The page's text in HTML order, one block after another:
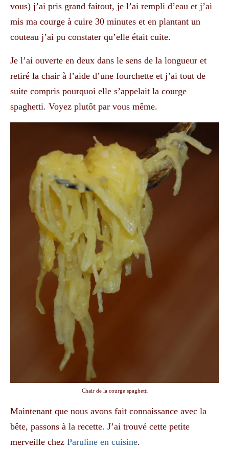
vous) j’ai pris grand faitout, je l’ai rempli d’eau et j’ai
mis ma courge à cuire 30 minutes et en plantant un
couteau j’ai pu constater qu’elle était cuite.
Je l’ai ouverte en deux dans le sens de la longueur et
retiré la chair à l’aide d’une fourchette et j’ai tout de
suite compris pourquoi elle s’appelait la courge
spaghetti. Voyez plutôt par vous même.
Chair de la courge spaghetti
Maintenant que nous avons fait connaissance avec la
bête, passons à la recette. J’ai trouvé cette petite
merveille chez Paruline en cuisine.